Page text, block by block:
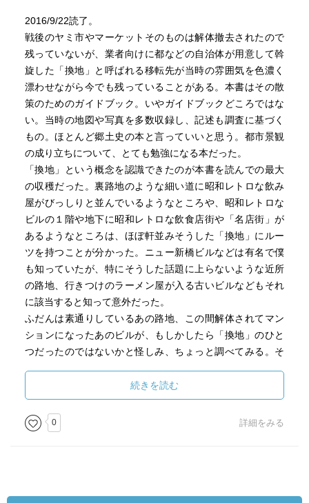
2016/9/22読了。
戦後のヤミ市やマーケットそのものは解体撤去されたので
残っていないが、業者向けに都などの自治体が用意して斡
旋した「換地」と呼ばれる移転先が当時の雰囲気を色濃く
漂わせながら今でも残っていることがある。本書はその散
策のためのガイドブック。いやガイドブックどころではな
い。当時の地図や写真を多数収録し、記述も調査に基づく
もの。ほとんど郷土史の本と言っていいと思う。都市景観
の成り立ちについて、とても勉強になる本だった。
「換地」という概念を認識できたのが本書を読んでの最大
の収穫だった。裏路地のような細い道に昭和レトロな飲み
屋がびっしりと並んでいるようなところや、昭和レトロな
ビルの１階や地下に昭和レトロな飲食店街や「名店街」が
あるようなところは、ほぼ軒並みそうした「換地」にルー
ツを持つことが分かった。ニュー新橋ビルなどは有名で僕
も知っていたが、特にそうした話題に上らないような近所
の路地、行きつけのラーメン屋が入る古いビルなどもそれ
に該当すると知って意外だった。
ふだんは素通りしているあの路地、この間解体されてマン
ションになったあのビルが、もしかしたら「換地」のひと
つだったのではないかと怪しみ、ちょっと調べてみる。そ
続きを読む
0 詳細をみる